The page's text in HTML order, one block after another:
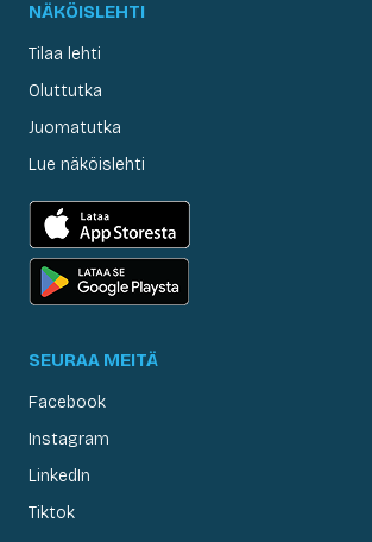
NÄKÖISLEHTI
Tilaa lehti
Oluttutka
Juomatutka
Lue näköislehti
SEURAA MEITÄ
Facebook
Instagram
LinkedIn
Tiktok